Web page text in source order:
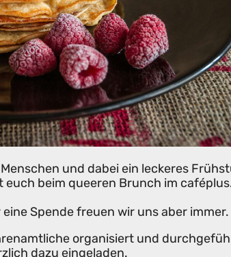
und dabei ein leckeres
euch beim queeren Brunch im
Spende freuen wir uns aber immer.
organisiert und
dazu eingeladen.